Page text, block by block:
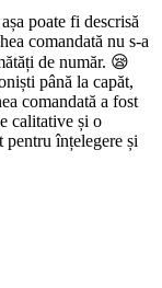
poate fi descrisă
comandată nu s-a
de număr. 😪
până la capăt,
comandată a fost
calitative și o
înțelegere și